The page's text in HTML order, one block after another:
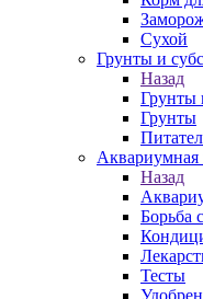
Сухой
Грунты и
Назад
Грунты
Грунты
Назад
Борьба
Тесты